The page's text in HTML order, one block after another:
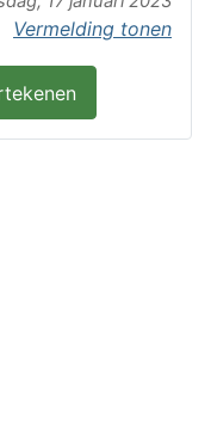
Vermelding tonen